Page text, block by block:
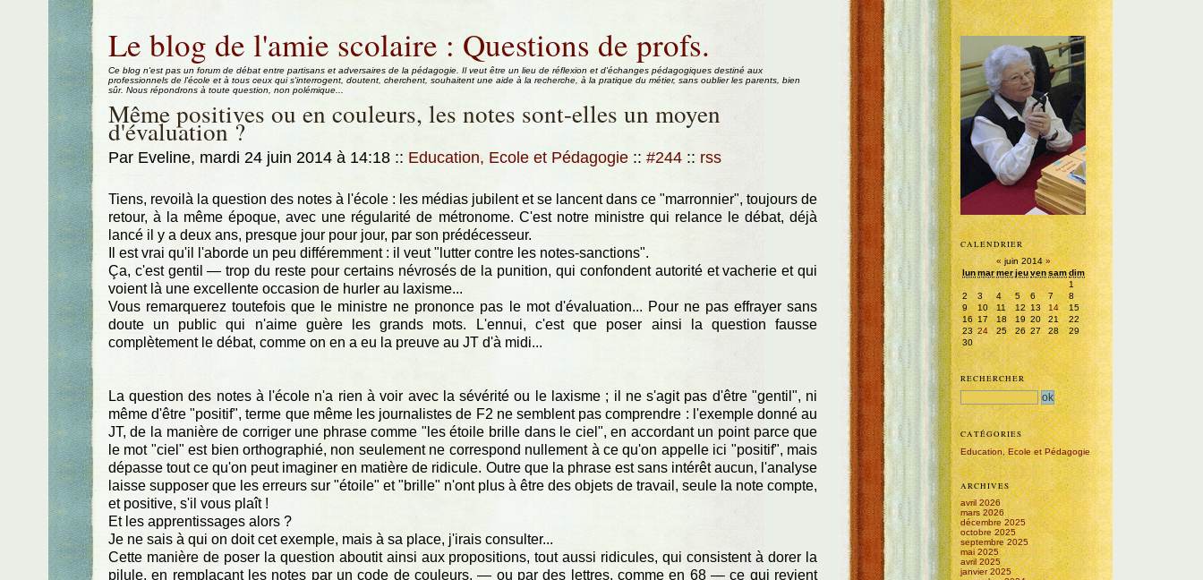
Aller au contenu
Le blog de l'amie scolaire : Questions de profs.
Ce blog n'est pas un forum de débat entre partisans et adversaires de la pédagogie. Il veut être un lieu de réflexion et d'échanges pédagogiques destiné aux
professionnels de l'école et à tous ceux qui s'interrogent, doutent, cherchent, souhaitent une aide à la recherche, à la pratique du métier, sans oublier les parents, bien
sûr. Nous répondrons à toute question, non polémique...
Même positives ou en couleurs, les notes sont-elles un moyen
d'évaluation ?
Par Eveline, mardi 24 juin 2014 à 14:18 :: Education, Ecole et Pédagogie :: #244 :: rss
Tiens, revoilà la question des notes à l'école : les médias jubilent et se lancent dans ce "marronnier", toujours de
retour, à la même époque, avec une régularité de métronome. C'est notre ministre qui relance le débat, déjà
lancé il y a deux ans, presque jour pour jour, par son prédécesseur.
Il est vrai qu'il l'aborde un peu différemment : il veut "lutter contre les notes-sanctions".
Ça, c'est gentil — trop du reste pour certains névrosés de la punition, qui confondent autorité et vacherie et qui
voient là une excellente occasion de hurler au laxisme...
Vous remarquerez toutefois que le ministre ne prononce pas le mot d'évaluation... Pour ne pas effrayer sans
doute un public qui n'aime guère les grands mots. L'ennui, c'est que poser ainsi la question fausse
complètement le débat, comme on en a eu la preuve au JT d'à midi...
La question des notes à l'école n'a rien à voir avec la sévérité ou le laxisme ; il ne s'agit pas d'être "gentil", ni
même d'être "positif", terme que même les journalistes de F2 ne semblent pas comprendre : l'exemple donné au
JT, de la manière de corriger une phrase comme "les étoile brille dans le ciel", en accordant un point parce que
le mot "ciel" est bien orthographié, non seulement ne correspond nullement à ce qu'on appelle ici "positif", mais
dépasse tout ce qu'on peut imaginer en matière de ridicule. Outre que la phrase est sans intérêt aucun, l'analyse
laisse supposer que les erreurs sur "étoile" et "brille" n'ont plus à être des objets de travail, seule la note compte,
et positive, s'il vous plaît !
Et les apprentissages alors ?
Je ne sais à qui on doit cet exemple, mais à sa place, j'irais consulter...
Cette manière de poser la question aboutit ainsi aux propositions, tout aussi ridicules, qui consistent à dorer la
pilule, en remplaçant les notes par un code de couleurs, — ou par des lettres, comme en 68 — ce qui revient
CALENDRIER
«juin 2014»
lunmarmerjeuvensamdim
1
2
3 4 5 6 7
8
9
10 11 12 13 14
15
16 17 18 19 20 21
22
23 24 25 26 27 28
29
30
RECHERCHER
CATÉGORIES
Education, Ecole et Pédagogie
ARCHIVES
avril 2026
mars 2026
décembre 2025
octobre 2025
septembre 2025
mai 2025
avril 2025
janvier 2025